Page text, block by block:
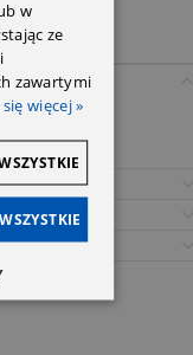
w
ze
zawartymi
więcej »